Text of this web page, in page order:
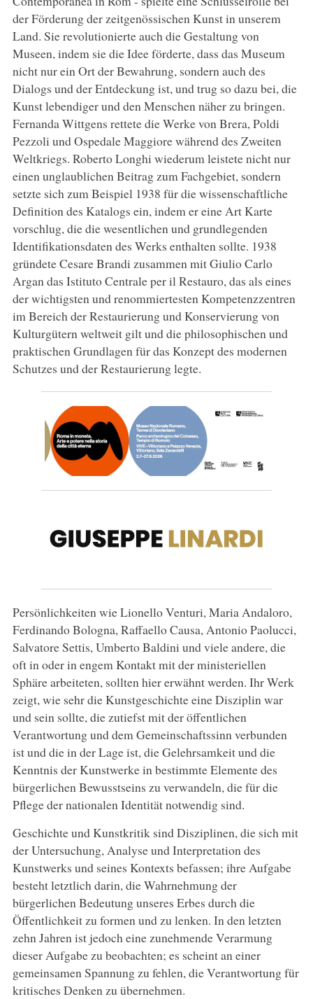
der Förderung der zeitgenössischen Kunst in unserem
Land. Sie revolutionierte auch die Gestaltung von
Museen, indem sie die Idee förderte, dass das Museum
nicht nur ein Ort der Bewahrung, sondern auch des
Dialogs und der Entdeckung ist, und trug so dazu bei, die
Kunst lebendiger und den Menschen näher zu bringen.
Fernanda Wittgens rettete die Werke von Brera, Poldi
Pezzoli und Ospedale Maggiore während des Zweiten
Weltkriegs. Roberto Longhi wiederum leistete nicht nur
einen unglaublichen Beitrag zum Fachgebiet, sondern
setzte sich zum Beispiel 1938 für die wissenschaftliche
Definition des Katalogs ein, indem er eine Art Karte
vorschlug, die die wesentlichen und grundlegenden
Identifikationsdaten des Werks enthalten sollte. 1938
gründete Cesare Brandi zusammen mit Giulio Carlo
Argan das Istituto Centrale per il Restauro, das als eines
der wichtigsten und renommiertesten Kompetenzzentren
im Bereich der Restaurierung und Konservierung von
Kulturgütern weltweit gilt und die philosophischen und
praktischen Grundlagen für das Konzept des modernen
Schutzes und der Restaurierung legte.
Persönlichkeiten wie Lionello Venturi, Maria Andaloro,
Ferdinando Bologna, Raffaello Causa, Antonio Paolucci,
Salvatore Settis, Umberto Baldini und viele andere, die
oft in oder in engem Kontakt mit der ministeriellen
Sphäre arbeiteten, sollten hier erwähnt werden. Ihr Werk
zeigt, wie sehr die Kunstgeschichte eine Disziplin war
und sein sollte, die zutiefst mit der öffentlichen
Verantwortung und dem Gemeinschaftssinn verbunden
ist und die in der Lage ist, die Gelehrsamkeit und die
Kenntnis der Kunstwerke in bestimmte Elemente des
bürgerlichen Bewusstseins zu verwandeln, die für die
Pflege der nationalen Identität notwendig sind.
Geschichte und Kunstkritik sind Disziplinen, die sich mit
der Untersuchung, Analyse und Interpretation des
Kunstwerks und seines Kontexts befassen; ihre Aufgabe
besteht letztlich darin, die Wahrnehmung der
bürgerlichen Bedeutung unseres Erbes durch die
Öffentlichkeit zu formen und zu lenken. In den letzten
zehn Jahren ist jedoch eine zunehmende Verarmung
dieser Aufgabe zu beobachten; es scheint an einer
gemeinsamen Spannung zu fehlen, die Verantwortung für
kritisches Denken zu übernehmen.